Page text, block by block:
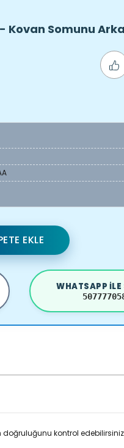
Kovan Somunu Arka
EKLE
WHATSAPP ILE
kontrol